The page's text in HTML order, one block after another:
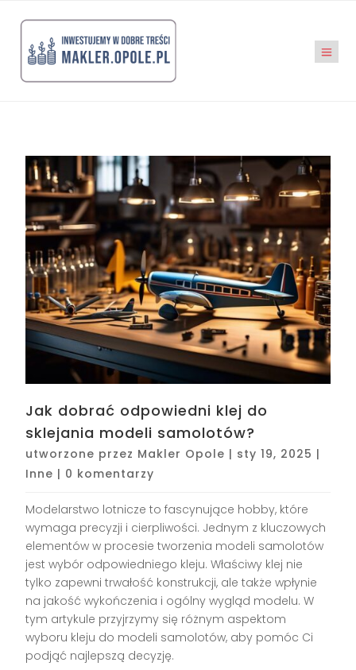
Jak dobrać odpowiedni klej do
sklejania modeli samolotów?
utworzone przez Makler Opole | sty 19, 2025 |
Inne | 0 komentarzy
Modelarstwo lotnicze to fascynujące hobby, które
wymaga precyzji i cierpliwości. Jednym z kluczowych
elementów w procesie tworzenia modeli samolotów
jest wybór odpowiedniego kleju. Właściwy klej nie
tylko zapewni trwałość konstrukcji, ale także wpłynie
na jakość wykończenia i ogólny wygląd modelu. W
tym artykule przyjrzymy się różnym aspektom
wyboru kleju do modeli samolotów, aby pomóc Ci
podjąć najlepszą decyzję.